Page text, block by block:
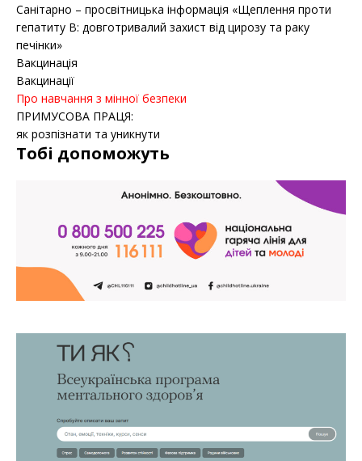
Санітарно – просвітницька інформація «Щеплення проти
гепатиту B: довготривалий захист від цирозу та раку
печінки»
Вакцинація
Вакцинації
Про навчання з мінної безпеки
ПРИМУСОВА ПРАЦЯ:
як розпізнати та уникнути
Тобі допоможуть